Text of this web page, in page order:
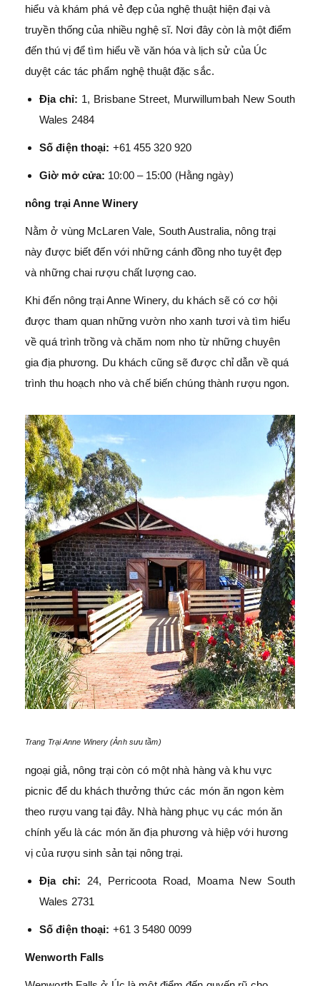
hiểu và khám phá vẻ đẹp của nghệ thuật hiện đại và
truyền thống của nhiều nghệ sĩ. Nơi đây còn là một điểm
đến thú vị để tìm hiểu về văn hóa và lịch sử của Úc
duyệt các tác phẩm nghệ thuật đặc sắc.
Địa chỉ: 1, Brisbane Street, Murwillumbah New South
Wales 2484
Số điện thoại: +61 455 320 920
Giờ mở cửa: 10:00 – 15:00 (Hằng ngày)
nông trại Anne Winery
Nằm ở vùng McLaren Vale, South Australia, nông trại
này được biết đến với những cánh đồng nho tuyệt đẹp
và những chai rượu chất lượng cao.
Khi đến nông trại Anne Winery, du khách sẽ có cơ hội
được tham quan những vườn nho xanh tươi và tìm hiểu
về quá trình trồng và chăm nom nho từ những chuyên
gia địa phương. Du khách cũng sẽ được chỉ dẫn về quá
trình thu hoạch nho và chế biến chúng thành rượu ngon.
Trang Trại Anne Winery (Ảnh sưu tầm)
ngoại giả, nông trại còn có một nhà hàng và khu vực
picnic để du khách thưởng thức các món ăn ngon kèm
theo rượu vang tại đây. Nhà hàng phục vụ các món ăn
chính yếu là các món ăn địa phương và hiệp với hương
vị của rượu sinh sản tại nông trại.
Địa chỉ:
24, Perricoota Road, Moama New South
Wales 2731
Số điện thoại: +61 3 5480 0099
Wenworth Falls